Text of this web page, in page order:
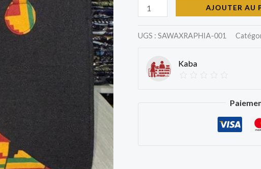
AJOUTER AU
UGS : SAWAXRAPHIA-001
Kaba